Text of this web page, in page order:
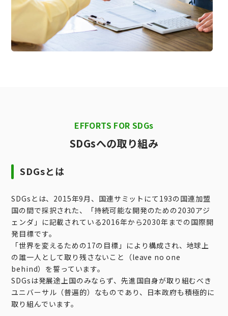
EFFORTS FOR SDGs
SDGsへの取り組み
SDGsとは
SDGsとは、2015年9月、国連サミットにて193の国連加盟
国の間で採択された、「持続可能な開発のための2030アジ
ェンダ」に記載されている2016年から2030年までの国際開
発目標です。
「世界を変えるための17の目標」により構成され、地球上
の誰一人として取り残さないこと（leave no one
behind）を誓っています。
SDGsは発展途上国のみならず、先進国自身が取り組むべき
ユニバーサル（普遍的）なものであり、日本政府も積極的に
取り組んでいます。